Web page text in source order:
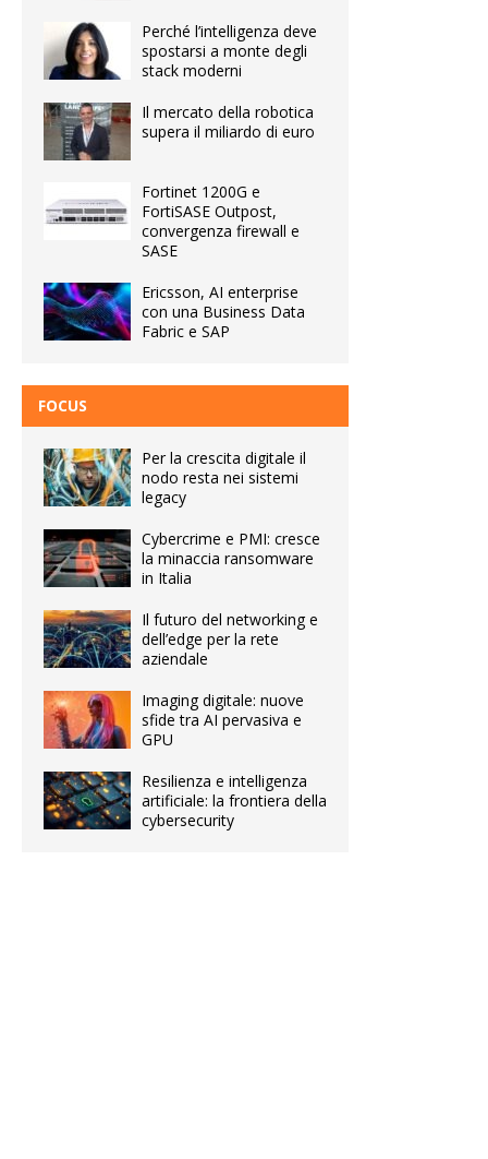
Perché l’intelligenza deve
spostarsi a monte degli
stack moderni
Il mercato della robotica
supera il miliardo di euro
Fortinet 1200G e
FortiSASE Outpost,
convergenza firewall e
SASE
Ericsson, AI enterprise
con una Business Data
Fabric e SAP
FOCUS
Per la crescita digitale il
nodo resta nei sistemi
legacy
Cybercrime e PMI: cresce
la minaccia ransomware
in Italia
Il futuro del networking e
dell’edge per la rete
aziendale
Imaging digitale: nuove
sfide tra AI pervasiva e
GPU
Resilienza e intelligenza
artificiale: la frontiera della
cybersecurity